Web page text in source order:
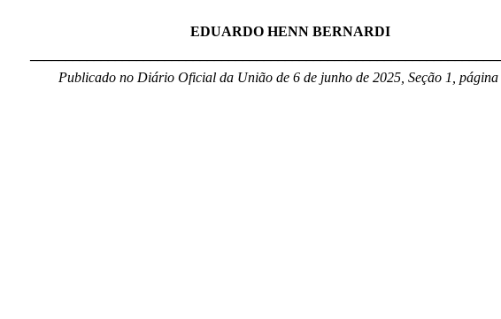
EDUARDO HENN BERNARDI
Publicado no Diário Oficial da União de 6 de junhode 2025, Seção 1, página